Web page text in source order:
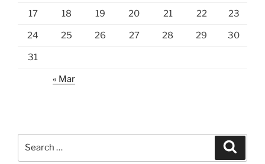
17 18 19 20 21 22 23
24 25 26 27 28 29 30
31
« Mar